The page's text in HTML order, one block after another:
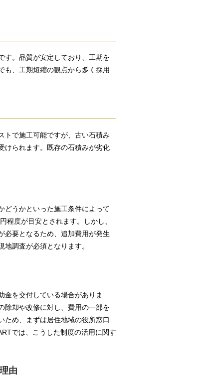
す。品質が安定しており、工期を
も、工期短縮の観点から多く採用
トで施工可能ですが、古い石積み
けられます。既存の石積みが劣化
どうかといった施工条件によって
程度が目安とされます。しかし、
必要となるため、追加費用が発生
調査が必須となります。
金を交付している場合がありま
除却や改修に対し、費用の一部を
ため、まずは居住地域の役所窓口
では、こうした制度の活用に関す
由